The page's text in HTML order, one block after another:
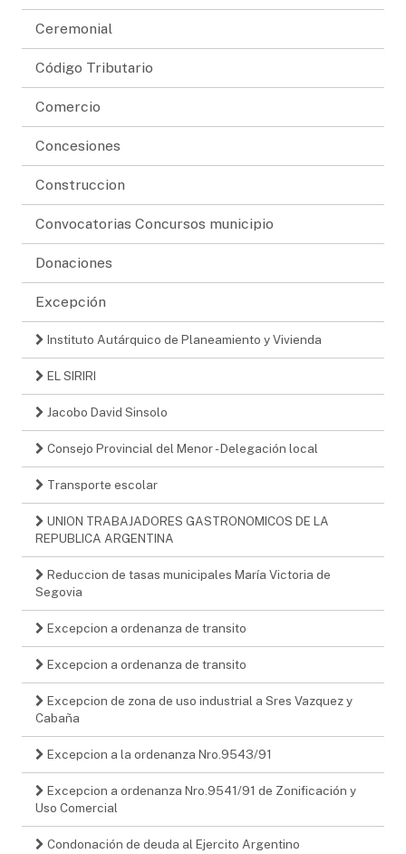
Ceremonial
Código Tributario
Comercio
Concesiones
Construccion
Convocatorias Concursos municipio
Donaciones
Excepción
Instituto Autárquico de Planeamiento y Vivienda
EL SIRIRI
Jacobo David Sinsolo
Consejo Provincial del Menor - Delegación local
Transporte escolar
UNION TRABAJADORES GASTRONOMICOS DE LA
REPUBLICA ARGENTINA
Reduccion de tasas municipales María Victoria de
Segovia
Excepcion a ordenanza de transito
Excepcion a ordenanza de transito
Excepcion de zona de uso industrial a Sres Vazquez y
Cabaña
Excepcion a la ordenanza Nro.9543/91
Excepcion a ordenanza Nro.9541/91 de Zonificación y
Uso Comercial
Condonación de deuda al Ejercito Argentino